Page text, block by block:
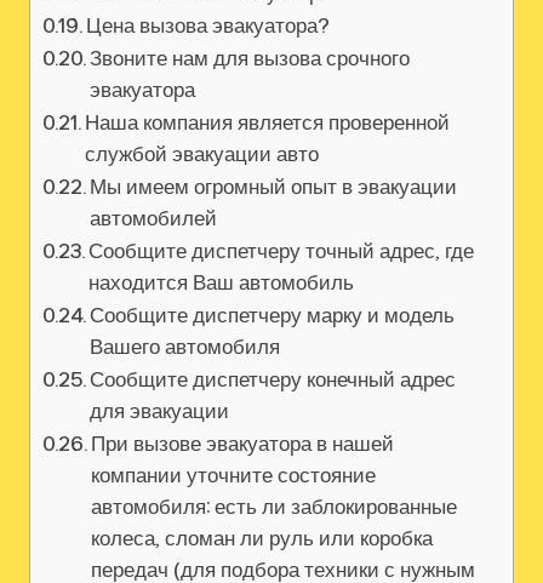
Цена вызова эвакуатора?
Звоните нам для вызова срочного
эвакуатора
Наша компания является проверенной
службой эвакуации авто
Мы имеем огромный опыт в эвакуации
автомобилей
Сообщите диспетчеру точный адрес‚ где
находится Ваш автомобиль
Сообщите диспетчеру марку и модель
Вашего автомобиля
Сообщите диспетчеру конечный адрес
для эвакуации
При вызове эвакуатора в нашей
компании уточните состояние
автомобиля: есть ли заблокированные
колеса‚ сломан ли руль или коробка
передач (для подбора техники с нужным